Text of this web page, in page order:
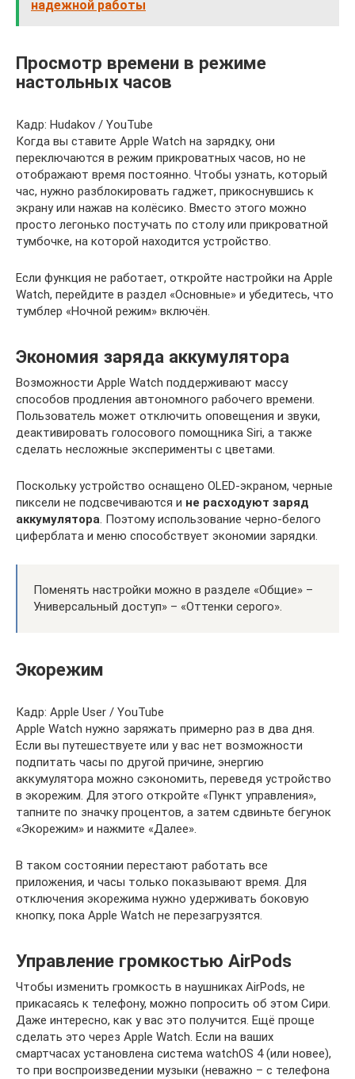
надежной работы
Просмотр времени в режиме
настольных часов
Кадр: Hudakov / YouTube
Когда вы ставите Apple Watch на зарядку, они
переключаются в режим прикроватных часов, но не
отображают время постоянно. Чтобы узнать, который
час, нужно разблокировать гаджет, прикоснувшись к
экрану или нажав на колёсико. Вместо этого можно
просто легонько постучать по столу или прикроватной
тумбочке, на которой находится устройство.
Если функция не работает, откройте настройки на Apple
Watch, перейдите в раздел «Основные» и убедитесь, что
тумблер «Ночной режим» включён.
Экономия заряда аккумулятора
Возможности Apple Watch поддерживают массу
способов продления автономного рабочего времени.
Пользователь может отключить оповещения и звуки,
деактивировать голосового помощника Siri, а также
сделать несложные эксперименты с цветами.
Поскольку устройство оснащено OLED-экраном, черные
пиксели не подсвечиваются и не расходуют заряд
аккумулятора. Поэтому использование черно-белого
циферблата и меню способствует экономии зарядки.
Поменять настройки можно в разделе «Общие» –
Универсальный доступ» – «Оттенки серого».
Экорежим
Кадр: Apple User / YouTube
Apple Watch нужно заряжать примерно раз в два дня.
Если вы путешествуете или у вас нет возможности
подпитать часы по другой причине, энергию
аккумулятора можно сэкономить, переведя устройство
в экорежим. Для этого откройте «Пункт управления»,
тапните по значку процентов, а затем сдвиньте бегунок
«Экорежим» и нажмите «Далее».
В таком состоянии перестают работать все
приложения, и часы только показывают время. Для
отключения экорежима нужно удерживать боковую
кнопку, пока Apple Watch не перезагрузятся.
Управление громкостью AirPods
Чтобы изменить громкость в наушниках AirPods, не
прикасаясь к телефону, можно попросить об этом Сири.
Даже интересно, как у вас это получится. Ещё проще
сделать это через Apple Watch. Если на ваших
смартчасах установлена система watchOS 4 (или новее),
то при воспроизведении музыки (неважно – с телефона